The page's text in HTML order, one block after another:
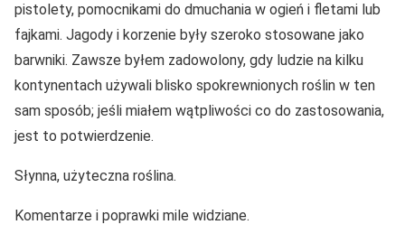
pistolety, pomocnikami do dmuchania w ogień i fletami lub
fajkami. Jagody i korzenie były szeroko stosowane jako
barwniki. Zawsze byłem zadowolony, gdy ludzie na kilku
kontynentach używali blisko spokrewnionych roślin w ten
sam sposób; jeśli miałem wątpliwości co do zastosowania,
jest to potwierdzenie.
Słynna, użyteczna roślina.
Komentarze i poprawki mile widziane.